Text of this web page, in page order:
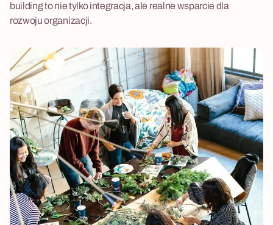
building to nie tylko integracja, ale realne wsparcie dla
rozwoju organizacji.